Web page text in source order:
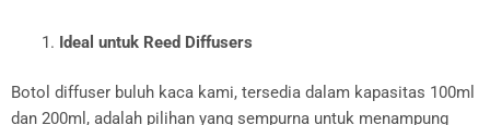
Ideal untuk Reed Diffusers
Botol diffuser buluh kaca kami, tersedia dalam kapasitas 100ml
dan 200ml, adalah pilihan yang sempurna untuk menampung